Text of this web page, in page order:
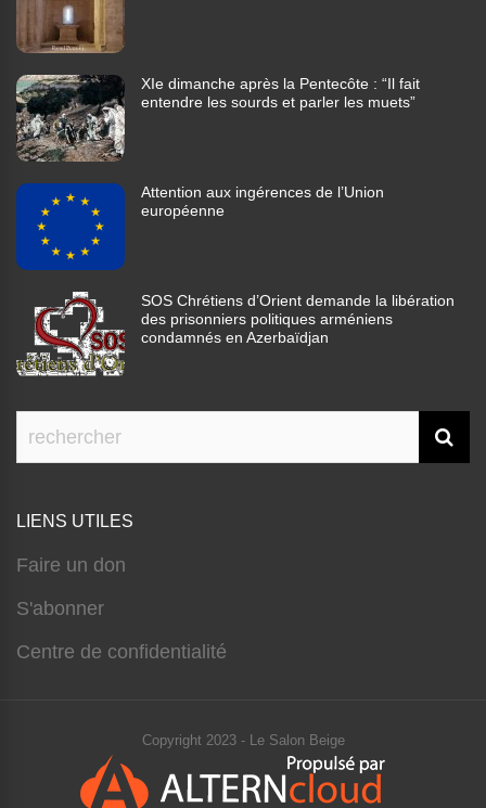
XIe dimanche après la Pentecôte : “Il fait
entendre les sourds et parler les muets”
Attention aux ingérences de l’Union
européenne
SOS Chrétiens d’Orient demande la libération
des prisonniers politiques arméniens
condamnés en Azerbaïdjan
LIENS UTILES
Faire un don
S'abonner
Centre de confidentialité
Copyright 2023 - Le Salon Beige